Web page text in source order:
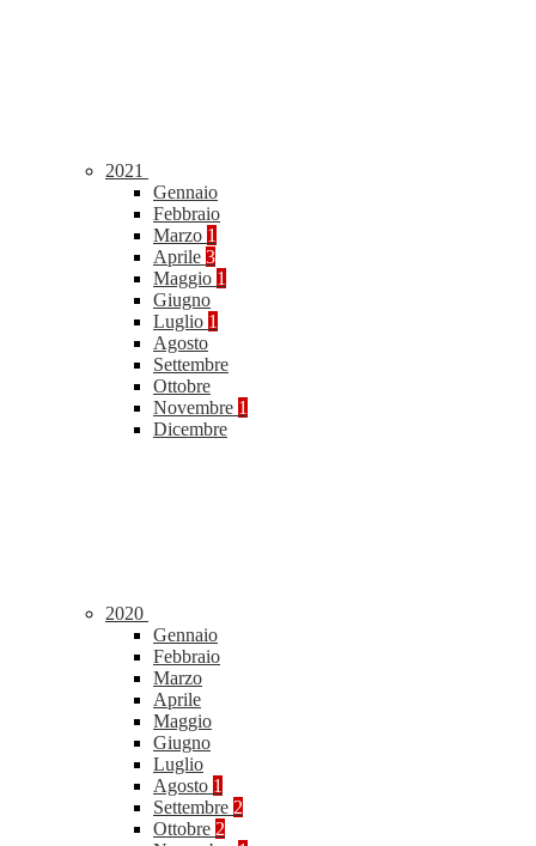
2021
Gennaio
Febbraio
Marzo 1
Aprile 3
Maggio 1
Giugno
Luglio 1
Agosto
Settembre
Ottobre
Novembre 1
Dicembre
2020
Gennaio
Febbraio
Marzo
Aprile
Maggio
Giugno
Luglio
Agosto 1
Settembre 2
Ottobre 2